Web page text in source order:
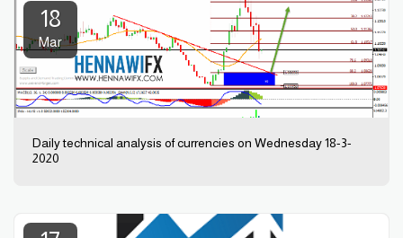
18
Mar
Daily technical analysis of currencies on Wednesday 18-3-
2020